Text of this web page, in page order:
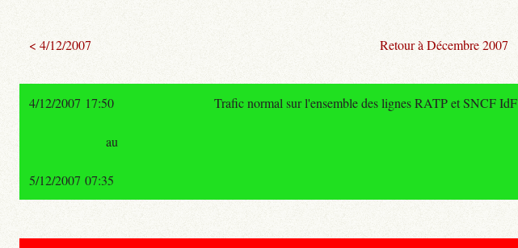
< 4/12/2007 Retour à Décembre 2007
4/12/2007 17:50 Trafic normal sur l'ensemble des lignes RATP et SNCF IdF
au
5/12/2007 07:35